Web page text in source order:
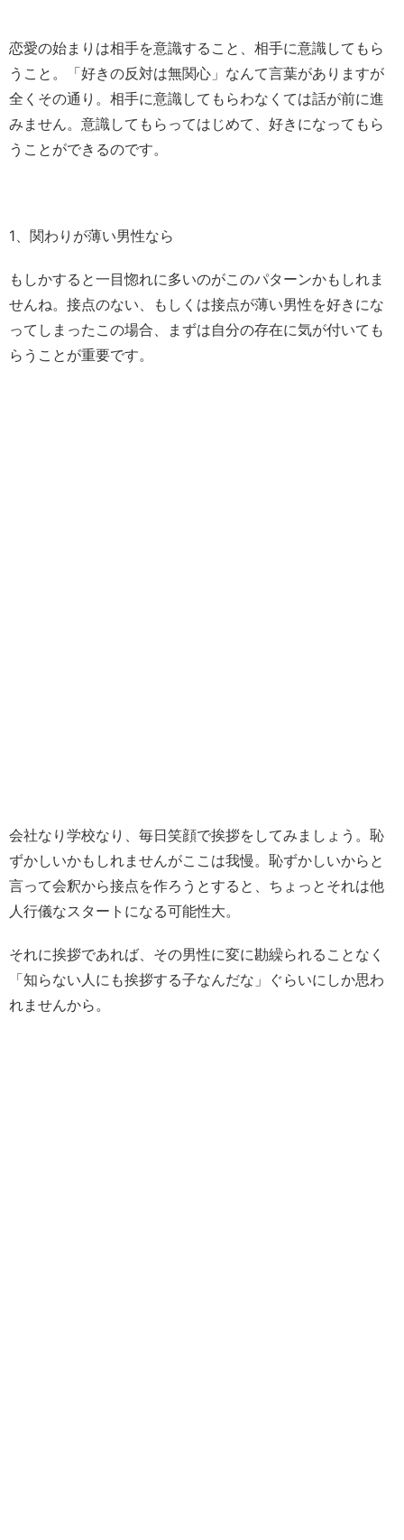
恋愛の始まりは相手を意識すること、相手に意識してもら
うこと。「好きの反対は無関心」なんて言葉がありますが
全くその通り。相手に意識してもらわなくては話が前に進
みません。意識してもらってはじめて、好きになってもら
うことができるのです。
1、関わりが薄い男性なら
もしかすると一目惚れに多いのがこのパターンかもしれま
せんね。接点のない、もしくは接点が薄い男性を好きにな
ってしまったこの場合、まずは自分の存在に気が付いても
らうことが重要です。
会社なり学校なり、毎日笑顔で挨拶をしてみましょう。恥
ずかしいかもしれませんがここは我慢。恥ずかしいからと
言って会釈から接点を作ろうとすると、ちょっとそれは他
人行儀なスタートになる可能性大。
それに挨拶であれば、その男性に変に勘繰られることなく
「知らない人にも挨拶する子なんだな」ぐらいにしか思わ
れませんから。